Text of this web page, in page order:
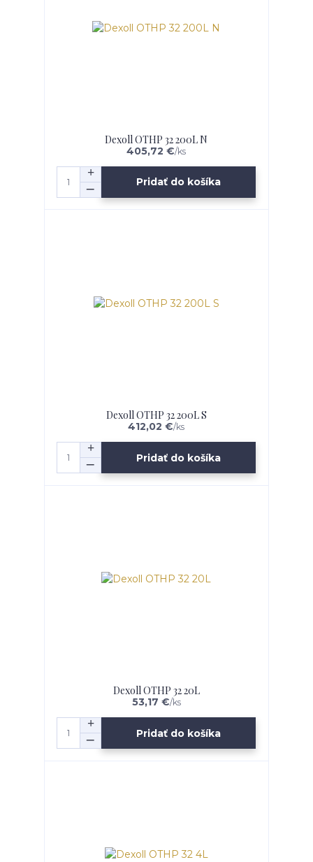
Dexoll OTHP 32 200L N
405,72 €/ks
Pridať do košíka
Dexoll OTHP 32 200L S
412,02 €/ks
Pridať do košíka
Dexoll OTHP 32 20L
53,17 €/ks
Pridať do košíka